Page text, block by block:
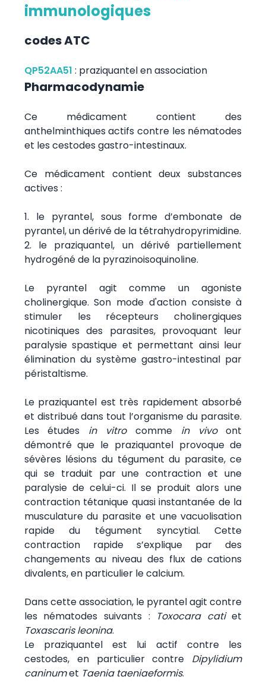
immunologiques
codes ATC
QP52AA51 : praziquantel en association
Pharmacodynamie
Ce médicament contient des
anthelminthiques actifs contre les nématodes
et les cestodes gastro-intestinaux.
Ce médicament contient deux substances
actives :
1. le pyrantel, sous forme d’embonate de
pyrantel, un dérivé de la tétrahydropyrimidine.
2. le praziquantel, un dérivé partiellement
hydrogéné de la pyrazinoisoquinoline.
Le pyrantel agit comme un agoniste
cholinergique. Son mode d'action consiste à
stimuler les récepteurs cholinergiques
nicotiniques des parasites, provoquant leur
paralysie spastique et permettant ainsi leur
élimination du système gastro-intestinal par
péristaltisme.
Le praziquantel est très rapidement absorbé
et distribué dans tout l’organisme du parasite.
Les études in vitrocomme in vivoont
démontré que le praziquantel provoque de
sévères lésions du tégument du parasite, ce
qui se traduit par une contraction et une
paralysie de celui-ci. Il se produit alors une
contraction tétanique quasi instantanée de la
musculature du parasite et une vacuolisation
rapide du tégument syncytial. Cette
contraction rapide s’explique par des
changements au niveau des flux de cations
divalents, en particulier le calcium.
Dans cette association, le pyrantel agit contre
les nématodes suivants :
Toxocara catiet
Toxascaris leonina.
Le praziquantel est lui actif contre les
cestodes, en particulier contre Dipylidium
caninumet Taenia taeniaeformis.